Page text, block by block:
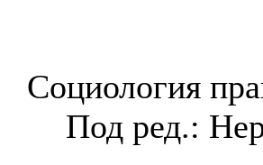
Социология
Под ред.: